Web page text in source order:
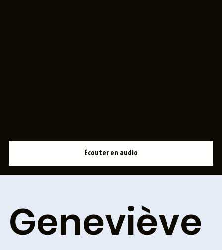
Écouter en audio
Geneviève